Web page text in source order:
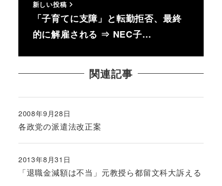
新しい投稿
「子育てに支障」と転勤拒否、最終
的に解雇される ⇒ NEC子…
関連記事
各政党の派遣法改正案
投稿日
2008年9月28日
「退職金減額は不当」元教授ら都留文科大訴える
投稿日
2013年8月31日